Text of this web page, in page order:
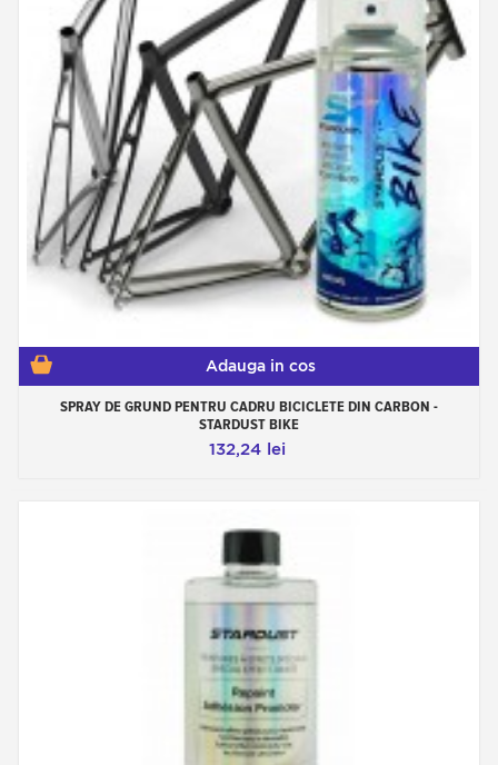
Adauga in cos
SPRAY DE GRUND PENTRU CADRU BICICLETE DIN CARBON -
STARDUST BIKE
132,24 lei